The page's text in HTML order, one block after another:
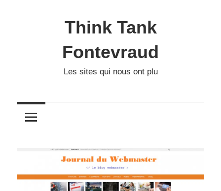
Think Tank
Fontevraud
Les sites qui nous ont plu